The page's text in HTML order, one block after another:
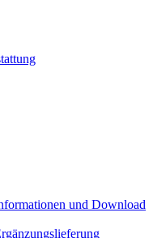
und Download